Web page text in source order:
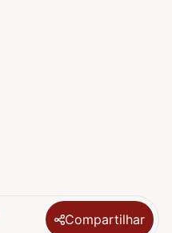
Compartilhar